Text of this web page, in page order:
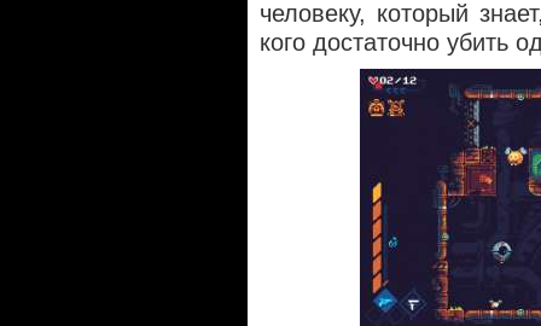
человеку, который
кого достаточно убить